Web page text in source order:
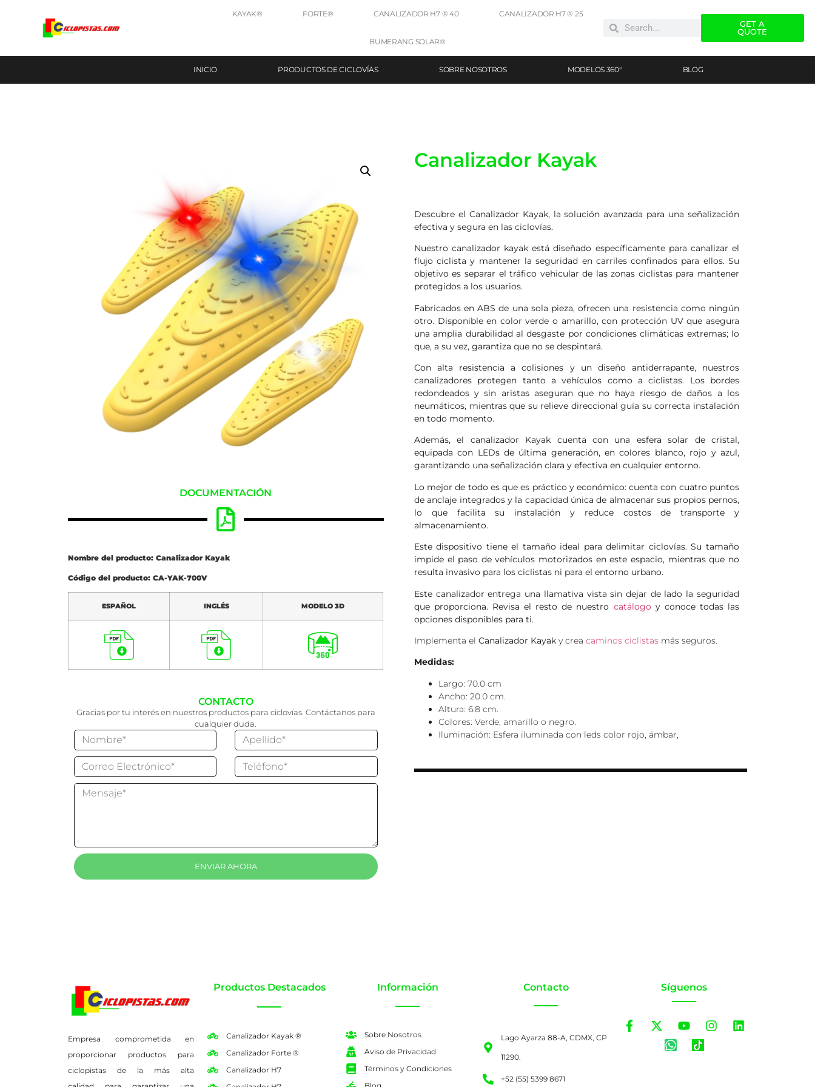
KAYAK® FORTE® CANALIZADOR H7 ® 40 CANALIZADOR H7 ® 25
BUMERANG SOLAR®
GET A
QUOTE
INICIO PRODUCTOS DE CICLOVÍAS SOBRE NOSOTROS MODELOS 360° BLOG
DOCUMENTACIÓN
Nombre del producto: Canalizador Kayak
Código del producto: CA-YAK-700V
ESPAÑOL INGLÉS MODELO 3D
CONTACTO
Gracias por tu interés en nuestros productos para ciclovías. Contáctanos para
cualquier duda.
ENVIAR AHORA
Canalizador Kayak
Descubre el Canalizador Kayak, la solución avanzada para una señalización
efectiva y segura en las ciclovías.
Nuestro canalizador kayak está diseñado específicamente para canalizar el
flujo ciclista y mantener la seguridad en carriles confinados para ellos. Su
objetivo es separar el tráfico vehicular de las zonas ciclistas para mantener
protegidos a los usuarios.
Fabricados en ABS de una sola pieza, ofrecen una resistencia como ningún
otro. Disponible en color verde o amarillo, con protección UV que asegura
una amplia durabilidad al desgaste por condiciones climáticas extremas; lo
que, a su vez, garantiza que no se despintará.
Con alta resistencia a colisiones y un diseño antiderrapante, nuestros
canalizadores protegen tanto a vehículos como a ciclistas. Los bordes
redondeados y sin aristas aseguran que no haya riesgo de daños a los
neumáticos, mientras que su relieve direccional guía su correcta instalación
en todo momento.
Además, el canalizador Kayak cuenta con una esfera solar de cristal,
equipada con LEDs de última generación, en colores blanco, rojo y azul,
garantizando una señalización clara y efectiva en cualquier entorno.
Lo mejor de todo es que es práctico y económico: cuenta con cuatro puntos
de anclaje integrados y la capacidad única de almacenar sus propios pernos,
lo que facilita su instalación y reduce costos de transporte y
almacenamiento.
Este dispositivo tiene el tamaño ideal para delimitar ciclovías. Su tamaño
impide el paso de vehículos motorizados en este espacio, mientras que no
resulta invasivo para los ciclistas ni para el entorno urbano.
Este canalizador entrega una llamativa vista sin dejar de lado la seguridad
que proporciona. Revisa el resto de nuestro catálogo y conoce todas las
opciones disponibles para ti.
Implementa el Canalizador Kayaky crea caminos ciclistasmás seguros.
Medidas:
Largo: 70.0 cm
Ancho: 20.0 cm.
Altura: 6.8 cm.
Colores: Verde, amarillo o negro.
Iluminación: Esfera iluminada con leds color rojo, ámbar,
Empresa comprometida en
proporcionar productos para
ciclopistas de la más alta
Productos Destacados
Canalizador Kayak ®
Canalizador Forte ®
Canalizador H7
Información
Sobre Nosotros
Aviso de Privacidad
Términos y Condiciones
Contacto
Lago Ayarza 88-A, CDMX, CP
11290.
+52 (55) 5399 8671
Síguenos